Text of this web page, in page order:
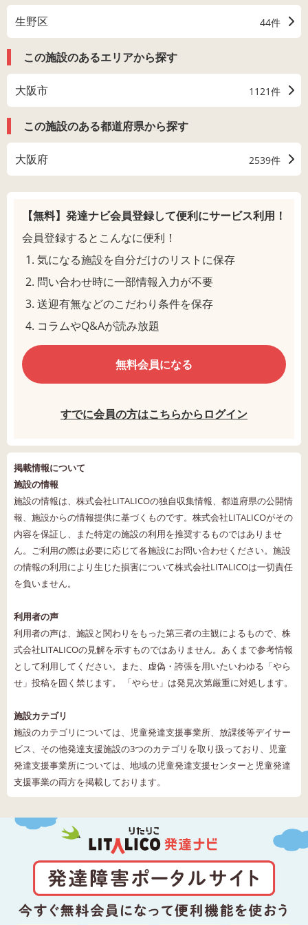
生野区 44件
この施設のあるエリアから探す
大阪市 1121件
この施設のある都道府県から探す
大阪府 2539件
【無料】発達ナビ会員登録して便利にサービス利用！
会員登録するとこんなに便利！
気になる施設を自分だけのリストに保存
問い合わせ時に一部情報入力が不要
送迎有無などのこだわり条件を保存
コラムやQ&Aが読み放題
無料会員になる
すでに会員の方はこちらからログイン
掲載情報について
施設の情報
施設の情報は、株式会社LITALICOの独自収集情報、都道府県の公開情
報、施設からの情報提供に基づくものです。株式会社LITALICOがその
内容を保証し、また特定の施設の利用を推奨するものではありませ
ん。ご利用の際は必要に応じて各施設にお問い合わせください。施設
の情報の利用により生じた損害について株式会社LITALICOは一切責任
を負いません。
利用者の声
利用者の声は、施設と関わりをもった第三者の主観によるもので、株
式会社LITALICOの見解を示すものではありません。あくまで参考情報
として利用してください。また、虚偽・誇張を用いたいわゆる「やら
せ」投稿を固く禁じます。 「やらせ」は発見次第厳重に対処します。
施設カテゴリ
施設のカテゴリについては、児童発達支援事業所、放課後等デイサー
ビス、その他発達支援施設の3つのカテゴリを取り扱っており、児童
発達支援事業所については、地域の児童発達支援センターと児童発達
支援事業の両方を掲載しております。